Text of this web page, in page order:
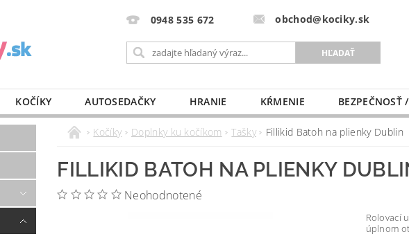
0948 535 672 obchod@kociky.sk
KOČÍKY AUTOSEDAČKY HRANIE KŔMENIE BEZPEČNOSŤ
VÝBAVA DO PÔRODNICE MLIEKO A VÝŽIVA PRE MAMIČKU
KONTAKT
Kočíky Doplnky ku kočíkom Tašky Fillikid Batoh na plienky Dublin
FILLIKID BATOH NA PLIENKY
Neohodnotené
Rolovací
úplnom